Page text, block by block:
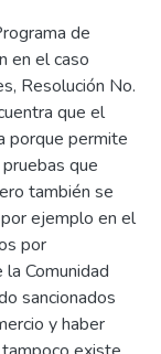
de
en el caso
Resolución No.
que el
porque permite
que
también se
ejemplo en el
por
Comunidad
sancionados
y haber